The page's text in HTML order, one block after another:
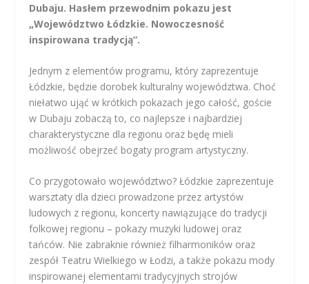
Dubaju. Hasłem przewodnim pokazu jest
„Województwo Łódzkie. Nowoczesność
inspirowana tradycją”.
Jednym z elementów programu, który zaprezentuje
Łódzkie, będzie dorobek kulturalny województwa. Choć
niełatwo ująć w krótkich pokazach jego całość, goście
w Dubaju zobaczą to, co najlepsze i najbardziej
charakterystyczne dla regionu oraz będę mieli
możliwość obejrzeć bogaty program artystyczny.
Co przygotowało województwo? Łódzkie zaprezentuje
warsztaty dla dzieci prowadzone przez artystów
ludowych z regionu, koncerty nawiązujące do tradycji
folkowej regionu – pokazy muzyki ludowej oraz
tańców. Nie zabraknie również filharmoników oraz
zespół Teatru Wielkiego w Łodzi, a także pokazu mody
inspirowanej elementami tradycyjnych strojów